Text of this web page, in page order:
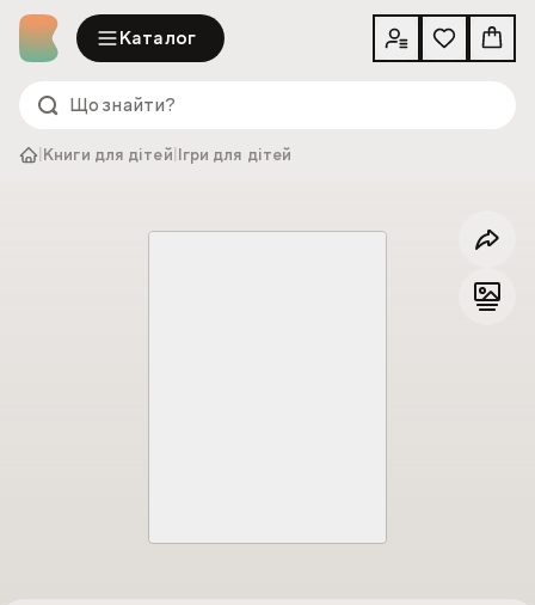
Каталог
Книги для дітей Ігри для дітей